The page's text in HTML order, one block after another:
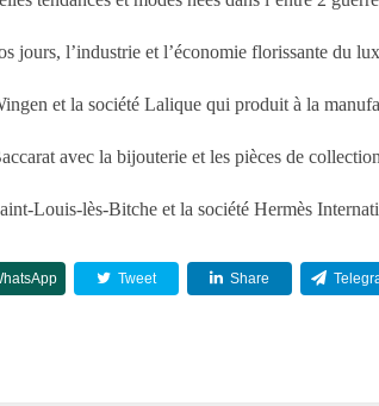
jours, l’industrie et l’économie florissante du
et la société Lalique qui produit à la
avec la bijouterie et les pièces de
Louis-lès-Bitche et la société Hermès
Tweet Share